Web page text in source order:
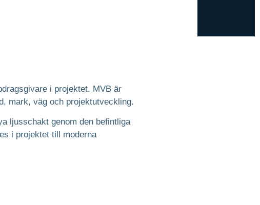
i projektet. MVB är
mark, väg och projektutveckling.
ljusschakt genom den befintliga
i projektet till moderna